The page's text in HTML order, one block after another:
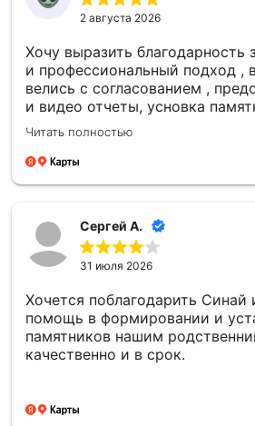
2 августа 2026
Хочу выразить благодарность
и профессиональный подход ,
велись с согласованием ,
и видео отчеты, усновка
качественная , большое
Читать полностью
Сергей А.
31 июля 2026
Хочется поблагодарить Синай
помощь в формировании и
памятников нашим
качественно и в срок.